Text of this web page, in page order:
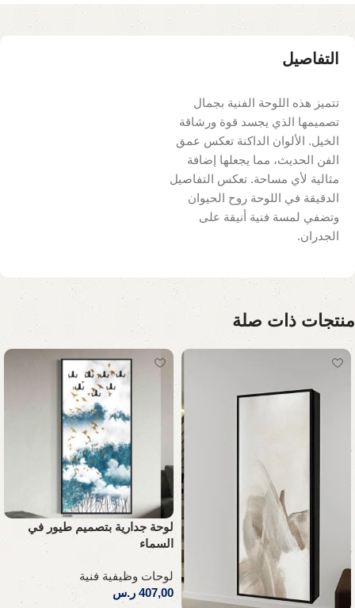
التفاصيل
تتميز هذه اللوحة الفنية بجمال
تصميمها الذي يجسد قوة ورشاقة
الخيل. الألوان الداكنة تعكس عمق
الفن الحديث، مما يجعلها إضافة
مثالية لأي مساحة. تعكس التفاصيل
الدقيقة في اللوحة روح الحيوان
وتضفي لمسة فنية أنيقة على
الجدران.
منتجات ذات صلة
لوحة جدارية بتصميم طيور في
السماء
لوحات وظيفية فنية
407,00 ر.س